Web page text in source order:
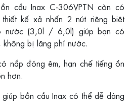
cầu Inax C-306VPTN còn có
kế xả nhấn 2 nút riêng biệt
nước (3,0l / 6,0l) giúp bạn có
không bị lãng phí nước.
nắp đóng êm, hạn chế tiếng ồn
hơn.
bồn cầu Inax có thể dễ dàng